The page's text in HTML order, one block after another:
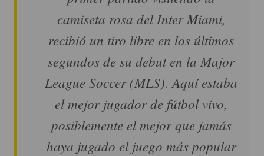
camiseta rosa del Inter Miami,
recibió un tiro libre en los últimos
segundos de su debut en la Major
League Soccer (MLS). Aquí estaba
el mejor jugador de fútbol vivo,
posiblemente el mejor que jamás
haya jugado el juego más popular